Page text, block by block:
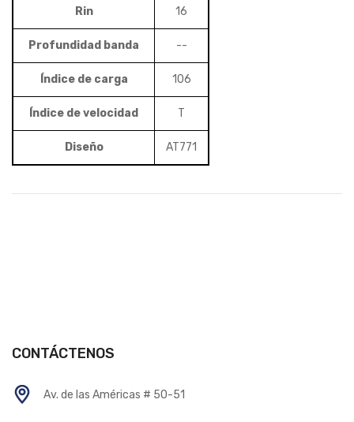
Rin 16
Profundidad banda --
Índice de carga 106
Índice de velocidad T
Diseño AT771
CONTÁCTENOS
Av. de las Américas # 50-51